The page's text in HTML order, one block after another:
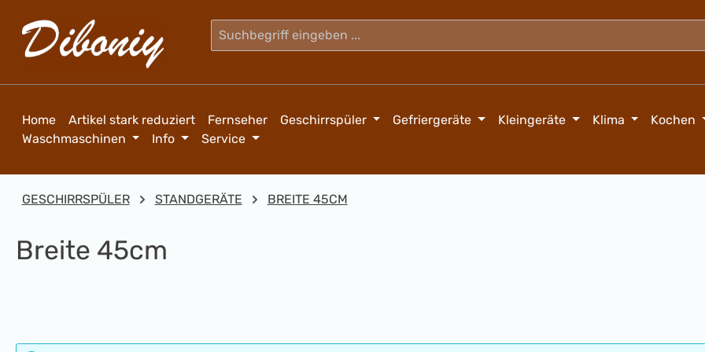
Hauptinhalt springen
Zur Suche springen
Zur Hauptnavigation springen
Home Artikel stark reduziert Fernseher Geschirrspüler Gefriergeräte Kleingeräte Klima Kochen
Waschmaschinen
Info Service
GESCHIRRSPÜLER STANDGERÄTE BREITE 45CM
Breite 45cm